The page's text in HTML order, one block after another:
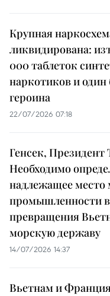
Крупная
ликвидирована:
000 таблеток
наркотиков и один
героина
22/07/2026 07:18
Генсек, Президент
Необходимо
надлежащее место
промышленности в
превращения
морскую державу
14/07/2026 14:37
Вьетнам и